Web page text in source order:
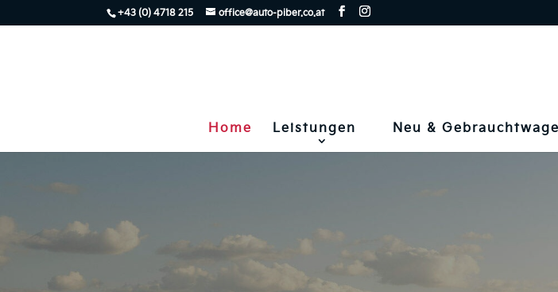
+43 (0) 4718 215 office@auto-piber.co.at
Home Leistungen Neu &